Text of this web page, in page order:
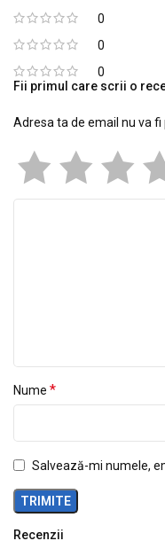
0
0
0
Recenzii
Fii primul care scrii o
Adresa ta de email nu va fi
Nume *
Salvează-mi numele,